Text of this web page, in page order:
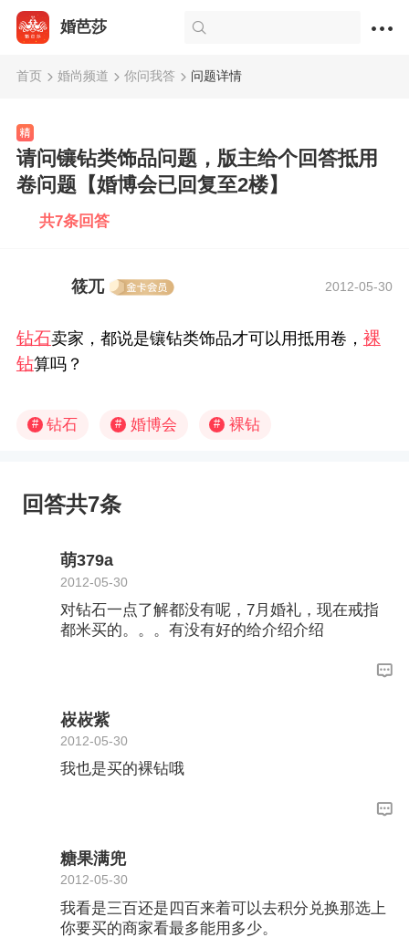
婚芭莎
首页 婚尚频道 你问我答 问题详情
请问镶钻类饰品问题，版主给个回答抵用
卷问题【婚博会已回复至2楼】
共7条回答
筱兀 2012-05-30
钻石卖家，都说是镶钻类饰品才可以用抵用卷， 裸
钻算吗？
# 钻石 # 婚博会 # 裸钻
回答共7条
萌379a
2012-05-30
对钻石一点了解都没有呢，7月婚礼，现在戒指
都米买的。。。有没有好的给介绍介绍
峳峳紫
2012-05-30
我也是买的裸钻哦
糖果满兜
2012-05-30
我看是三百还是四百来着可以去积分兑换那选上
你要买的商家看最多能用多少。